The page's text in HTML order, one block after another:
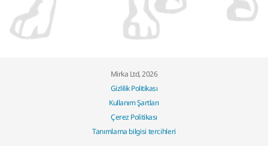
Mirka Ltd, 2026
Gizlilik Politikası
Kullanım Şartları
Çerez Politikası
Tanımlama bilgisi tercihleri